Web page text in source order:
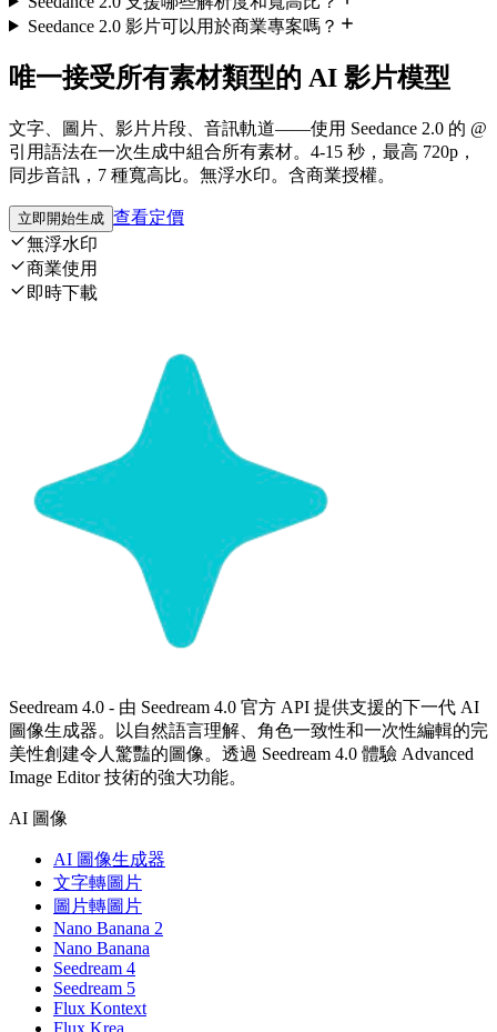
Seedance 2.0 影片可以用於商業專案嗎？
唯一接受所有素材類型的 AI 影片模型
文字、圖片、影片片段、音訊軌道——使用 Seedance 2.0 的 @
引用語法在一次生成中組合所有素材。4-15 秒，最高 720p，
同步音訊，7 種寬高比。無浮水印。含商業授權。
立即開始生成 查看定價
無浮水印
商業使用
即時下載
Seedream 4.0 - 由 Seedream 4.0 官方 API 提供支援的下一代 AI
圖像生成器。以自然語言理解、角色一致性和一次性編輯的完
美性創建令人驚豔的圖像。透過 Seedream 4.0 體驗 Advanced
Image Editor 技術的強大功能。
AI 圖像
AI 圖像生成器
文字轉圖片
圖片轉圖片
Nano Banana 2
Nano Banana
Seedream 4
Seedream 5
Flux Kontext